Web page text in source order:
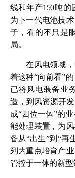
线和年产150吨的
为下一代电池技
子，看的不只是
局。
在风电领域，
着这种“向前看”
已将风电装备业
造，到风资源开
成“四位一体”的
能处理装置，为
备从“出生”到“再
列为重点培育产
管控于一体的新型